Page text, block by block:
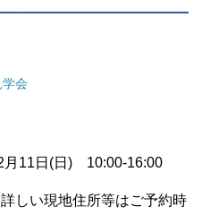
学会
月11日(日) 10:00-16:00
しい現地住所等はご予約時